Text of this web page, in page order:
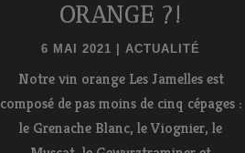
ORANGE ?!
6 MAI 2021 ACTUALITÉ
Notre vin orange Les Jamelles est
composé de pas moins de cinq cépages :
le Grenache Blanc, le Viognier, le